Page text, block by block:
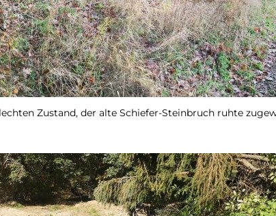
Zustand, der alte Schiefer-Steinbruch ruhte